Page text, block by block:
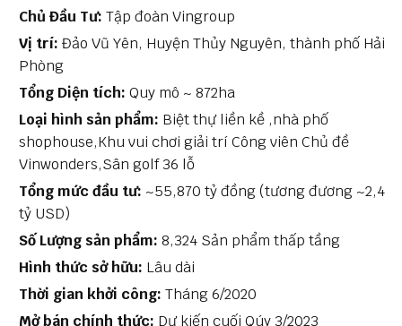
Chủ Đầu Tư: Tập đoàn Vingroup
Vị trí: Đảo Vũ Yên, Huyện Thủy Nguyên, thành phố Hải
Phòng
Tổng Diện tích: Quy mô ~ 872ha
Loại hình sản phẩm: Biệt thự liền kề ,nhà phố
shophouse,Khu vui chơi giải trí Công viên Chủ đề
Vinwonders,Sân golf 36 lỗ
Tổng mức đầu tư: ~55,870 tỷ đồng (tương đương ~2,4
tỷ USD)
Số Lượng sản phẩm: 8,324 Sản phẩm thấp tầng
Hình thức sở hữu: Lâu dài
Thời gian khởi công: Tháng 6/2020
Mở bán chính thức: Dự kiến cuối Qúy 3/2023